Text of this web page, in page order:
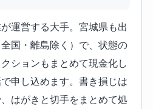
運営する大手。宮城県も出
国・離島除く）で、状態の
ションもまとめて現金化し
申し込めます。書き損じは
はがきと切手をまとめて処